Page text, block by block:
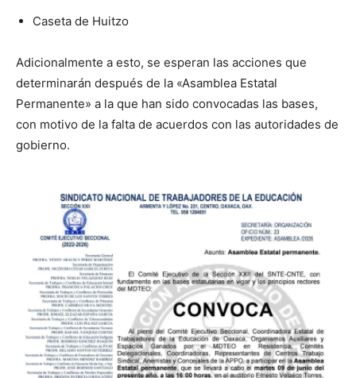
Caseta de Huitzo
Adicionalmente a esto, se esperan las acciones que
determinarán después de la «Asamblea Estatal
Permanente» a la que han sido convocadas las bases,
con motivo de la falta de acuerdos con las autoridades de
gobierno.